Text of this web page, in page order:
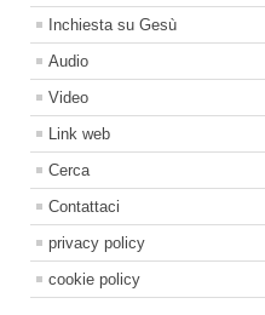
Inchiesta su Gesù
Audio
Video
Link web
Cerca
Contattaci
privacy policy
cookie policy